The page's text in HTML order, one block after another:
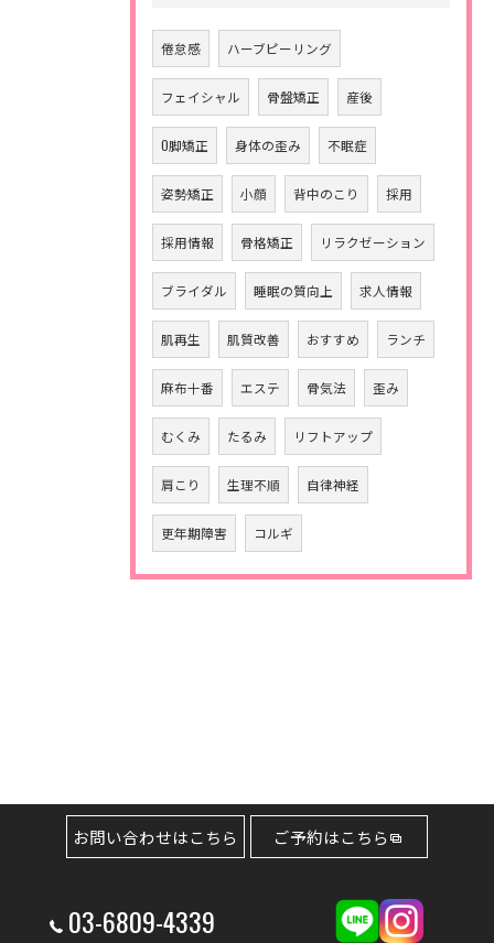
倦怠感 ハーブピーリング
フェイシャル 骨盤矯正 産後
O脚矯正 身体の歪み 不眠症
姿勢矯正 小顔 背中のこり 採用
採用情報 骨格矯正 リラクゼーション
ブライダル 睡眠の質向上 求人情報
肌再生 肌質改善 おすすめ ランチ
麻布十番 エステ 骨気法 歪み
むくみ たるみ リフトアップ
肩こり 生理不順 自律神経
更年期障害 コルギ
03-6809-4339
お問い合わせはこちら ご予約はこちら